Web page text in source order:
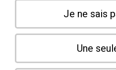
Je ne sais
Une